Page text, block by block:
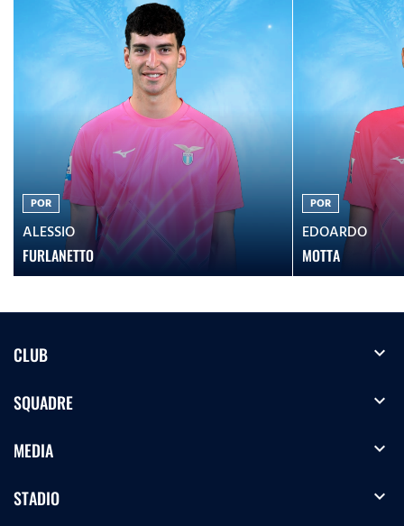
POR
ALESSIO
FURLANETTO
POR
EDOARDO
MOTTA
CLUB expand_more
SQUADRE expand_more
MEDIA expand_more
STADIO expand_more